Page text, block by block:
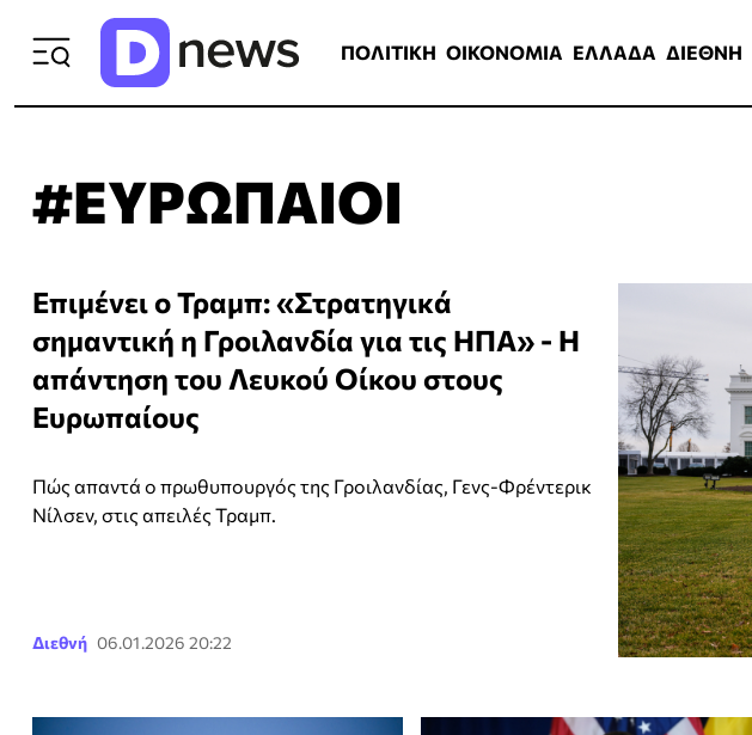
ΠΟΛΙΤΙΚΗ ΟΙΚΟΝΟΜΙΑ ΕΛΛΑΔΑ ΔΙΕΘΝΗ
#ΕΥΡΩΠΑΙΟΙ
Επιμένει ο Τραμπ: «Στρατηγικά
σημαντική η Γροιλανδία για τις ΗΠΑ» - Η
απάντηση του Λευκού Οίκου στους
Ευρωπαίους
Πώς απαντά ο πρωθυπουργός της Γροιλανδίας, Γενς-Φρέντερικ
Νίλσεν, στις απειλές Τραμπ.
Διεθνή 06.01.2026 20:22